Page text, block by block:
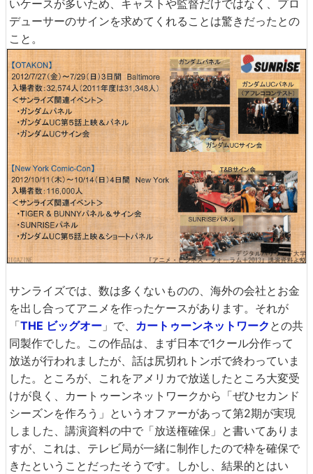
いケースが多いため、キャストや監督だけではなく、プロ
デューサーのサインを求めてくれることは驚きだったとの
こと。
サンライズでは、数は多くないものの、海外の会社とお金
を出し合ってアニメを作ったケースがあります。それが
「THE ビッグオー 」で、 カートゥーンネットワーク との共
同製作でした。この作品は、まず日本で1クール分作って
放送が行われましたが、話は尻切れトンボで終わっていま
した。ところが、これをアメリカで放送したところ大変受
けが良く、カートゥーンネットワークから「ぜひセカンド
シーズンを作ろう」というオファーがあって第2期が実現
しました、講演資料の中で「放送権確保」と書いてありま
すが、これは、テレビ局が一緒に制作したので枠を確保で
きたということだったそうです。しかし、結果的とはい